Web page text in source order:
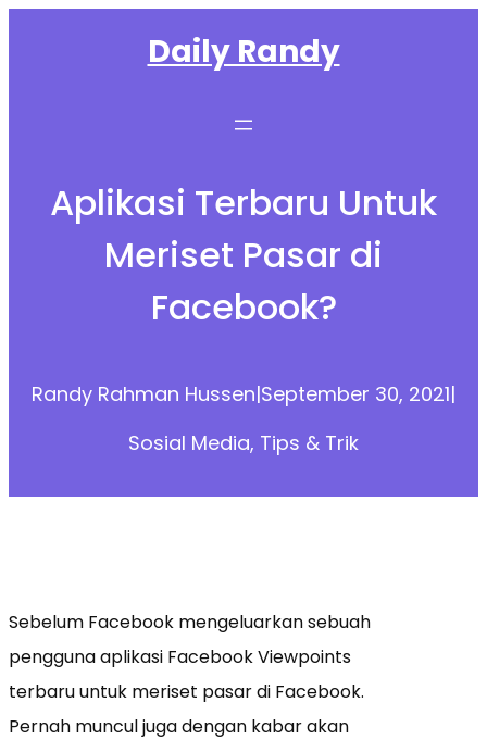
Daily Randy
Aplikasi Terbaru Untuk
Meriset Pasar di
Facebook?
Randy Rahman Hussen|September 30, 2021|
Sosial Media, Tips & Trik
Sebelum Facebook mengeluarkan sebuah
pengguna aplikasi Facebook Viewpoints
terbaru untuk meriset pasar di Facebook.
Pernah muncul juga dengan kabar akan